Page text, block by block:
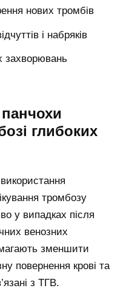
нових тромбів
і набряків
захворювань
глибоких
тромбозу
у випадках після
венозних
зменшити
повернення крові та
з ТГВ.